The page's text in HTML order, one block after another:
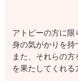
アトピーの方に
身の気がかりを持
また、それらの
を果たしてくれる